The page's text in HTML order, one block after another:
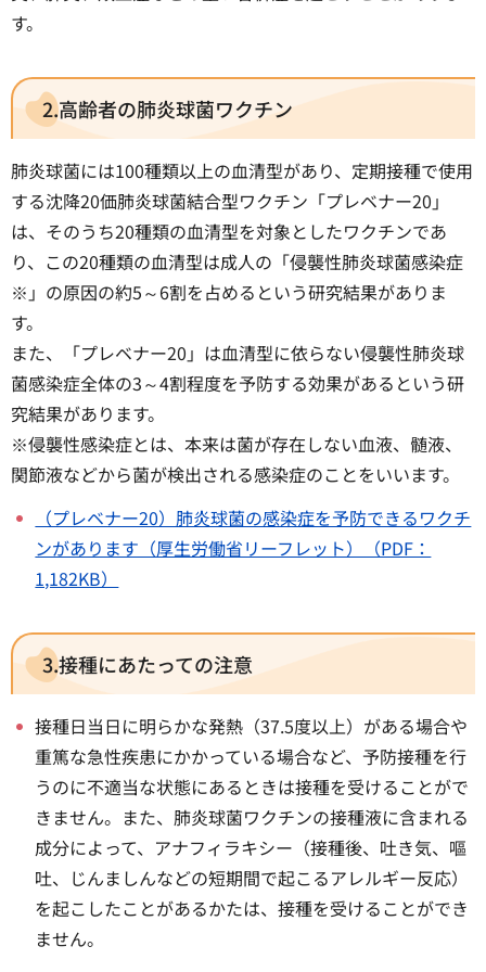
す。
2.高齢者の肺炎球菌ワクチン
肺炎球菌には100種類以上の血清型があり、定期接種で使用
する沈降20価肺炎球菌結合型ワクチン「プレベナー20」
は、そのうち20種類の血清型を対象としたワクチンであ
り、この20種類の血清型は成人の「侵襲性肺炎球菌感染症
※」の原因の約5～6割を占めるという研究結果がありま
す。
また、「プレベナー20」は血清型に依らない侵襲性肺炎球
菌感染症全体の3～4割程度を予防する効果があるという研
究結果があります。
※侵襲性感染症とは、本来は菌が存在しない血液、髄液、
関節液などから菌が検出される感染症のことをいいます。
（プレベナー20）肺炎球菌の感染症を予防できるワクチ
ンがあります（厚生労働省リーフレット）（PDF：
1,182KB）
3.接種にあたっての注意
接種日当日に明らかな発熱（37.5度以上）がある場合や
重篤な急性疾患にかかっている場合など、予防接種を行
うのに不適当な状態にあるときは接種を受けることがで
きません。また、肺炎球菌ワクチンの接種液に含まれる
成分によって、アナフィラキシー（接種後、吐き気、嘔
吐、じんましんなどの短期間で起こるアレルギー反応）
を起こしたことがあるかたは、接種を受けることができ
ません。